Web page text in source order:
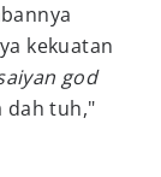
kekuatan
god
dah tuh,"